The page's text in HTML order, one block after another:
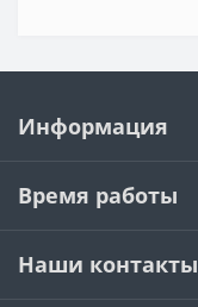
Информация
Время работы
Наши контакты